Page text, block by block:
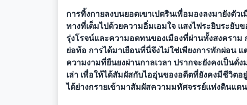
การทิ้งกายลงบนยอดเขาเปตรินเพื่อมองลงมายังตั
ทางที่เต็มไปด้วยความอิ่มเอมใจ แสงไฟระยิบระยั
รุ่งโรจน์และความอดทนของเมืองที่ผ่านทั้งสงคราม
ย่อท้อ การได้มาเยือนที่นี่จึงไม่ใช่เพียงการพักผ่อน
ความงามที่ยืนยงผ่านกาลเวลา ปรากจะยังคงเป็น
เล่า เพื่อให้ได้สัมผัสกับไออุ่นของอดีตที่ยังคงมีชีวิต
ได้ย่างกรายเข้ามาสัมผัสความมหัศจรรย์แห่งดินแ